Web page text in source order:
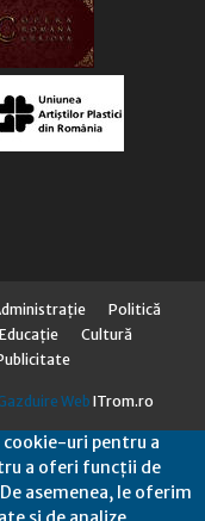
Politică
Educaţie
Cultură
Web ITrom.ro
uri pentru a
a oferi funcții de
asemenea, le oferim